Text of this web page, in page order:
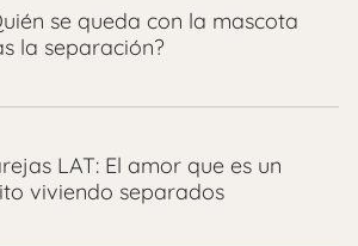
se queda con la mascota
la separación?
LAT: El amor que es un
viviendo separados